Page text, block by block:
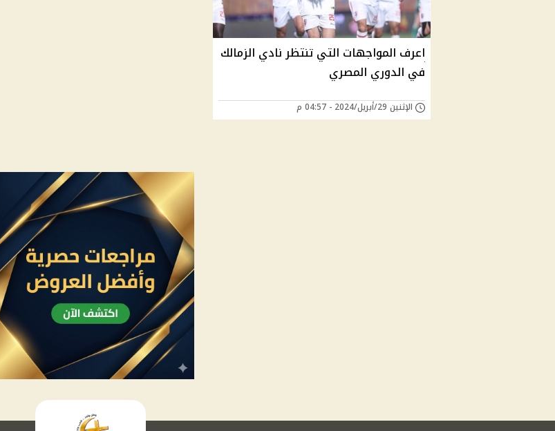
اعرف المواجهات التي تنتظر نادي الزمالك
في الدوري المصري
الإثنين 29/أبريل/2024 - 04:57 م